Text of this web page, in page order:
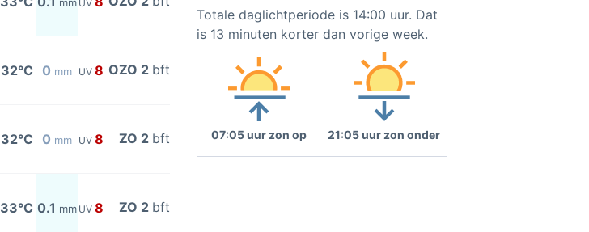
UV
32°C 0 mm UV 8 OZO 2 bft
32°C 0 mm UV 8 ZO 2 bft
33°C 0.1 mm UV 8 ZO 2 bft
Totale daglichtperiode is 14:00 uur. Dat
is 13 minuten korter dan vorige week.
07:05 uur zon op 21:05 uur zon onder